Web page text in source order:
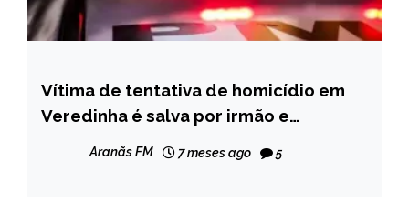
MINAS
GERAIS
NOTÍCIAS
Vítima de tentativa de homicídio em
Veredinha é salva por irmão e
Aranãs FM 7 meses ago 5